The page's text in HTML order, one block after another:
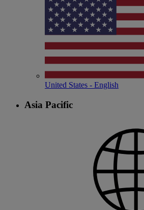
United States - English
Asia Pacific